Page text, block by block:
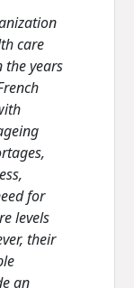
care
the years
for
levels
their
an